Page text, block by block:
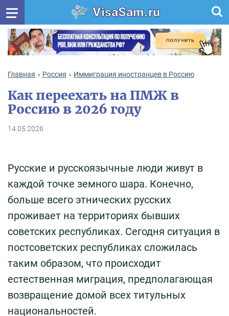
VisaSam.ru
Главная Россия Иммиграция иностранцев в Россию
Как переехать на ПМЖ в
Россию в 2026 году
14.05.2026
Русские и русскоязычные люди живут в
каждой точке земного шара. Конечно,
больше всего этнических русских
проживает на территориях бывших
советских республиках. Сегодня ситуация в
постсоветских республиках сложилась
таким образом, что происходит
естественная миграция, предполагающая
возвращение домой всех титульных
национальностей.